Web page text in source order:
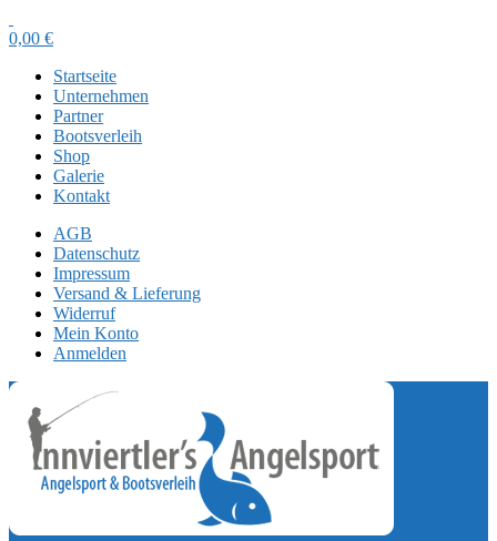
0,00 €
Startseite
Unternehmen
Partner
Bootsverleih
Shop
Galerie
Kontakt
AGB
Datenschutz
Impressum
Versand & Lieferung
Widerruf
Mein Konto
Anmelden